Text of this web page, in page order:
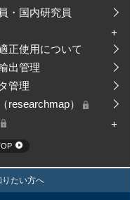
・国内研究員
正使用について
出管理
管理
researchmap）
たい方へ